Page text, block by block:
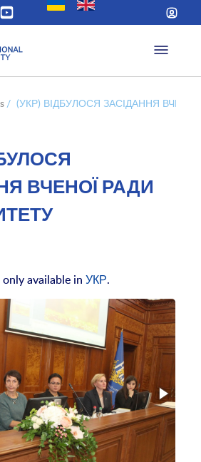
/ (УКР) ВІДБУЛОСЯ ЗАСІДАННЯ
ВЧЕНОЇ РАДИ
available inУКР.